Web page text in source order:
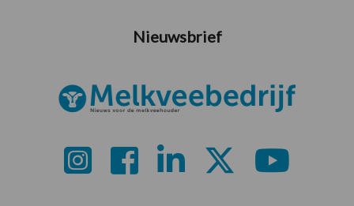
Nieuwsbrief